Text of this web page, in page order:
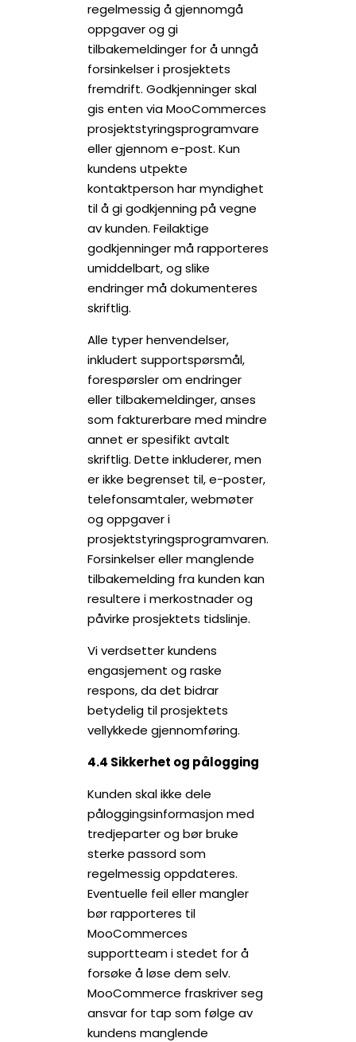
regelmessig å gjennomgå
oppgaver og gi
tilbakemeldinger for å unngå
forsinkelser i prosjektets
fremdrift. Godkjenninger skal
gis enten via MooCommerces
prosjektstyringsprogramvare
eller gjennom e-post. Kun
kundens utpekte
kontaktperson har myndighet
til å gi godkjenning på vegne
av kunden. Feilaktige
godkjenninger må rapporteres
umiddelbart, og slike
endringer må dokumenteres
skriftlig.
Alle typer henvendelser,
inkludert supportspørsmål,
forespørsler om endringer
eller tilbakemeldinger, anses
som fakturerbare med mindre
annet er spesifikt avtalt
skriftlig. Dette inkluderer, men
er ikke begrenset til, e-poster,
telefonsamtaler, webmøter
og oppgaver i
prosjektstyringsprogramvaren.
Forsinkelser eller manglende
tilbakemelding fra kunden kan
resultere i merkostnader og
påvirke prosjektets tidslinje.
Vi verdsetter kundens
engasjement og raske
respons, da det bidrar
betydelig til prosjektets
vellykkede gjennomføring.
4.4 Sikkerhet og pålogging
Kunden skal ikke dele
påloggingsinformasjon med
tredjeparter og bør bruke
sterke passord som
regelmessig oppdateres.
Eventuelle feil eller mangler
bør rapporteres til
MooCommerces
supportteam i stedet for å
forsøke å løse dem selv.
MooCommerce fraskriver seg
ansvar for tap som følge av
kundens manglende